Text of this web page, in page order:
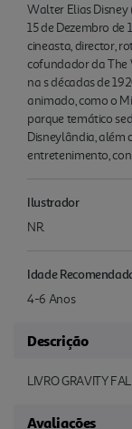
Walter Elias Disney
15 de Dezembro
cineasta, director,
cofundador da The
na s décadas de
animado, como o
parque temático
Disneylândia, além
entretenimento,
Ilustrador
NR.
Idade
4-6 Anos
Descrição
LIVRO GRAVITY
Avaliações